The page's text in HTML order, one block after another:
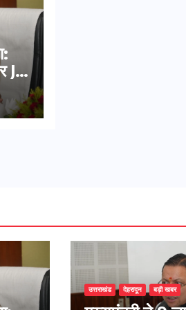
JE
उत्तराखंड देहरादून बड़ी खबर